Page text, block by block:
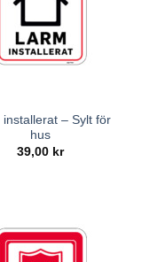
installerat – Sylt för
hus
39,00 kr